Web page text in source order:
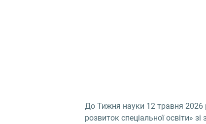
До Тижня науки 12 травня 2026
розвиток спеціальної освіти»